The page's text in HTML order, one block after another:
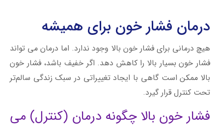
درمان فشار خون برای همیشه
هیچ درمانی برای فشار خون بالا وجود ندارد. اما درمان می تواند
فشار خون بسیار بالا را کاهش دهد. اگر خفیف باشد، فشار خون
بالا ممکن است گاهی با ایجاد تغییراتی در سبک زندگی سالم‌تر
تحت کنترل قرار گیرد.
فشار خون بالا چگونه درمان (کنترل) می